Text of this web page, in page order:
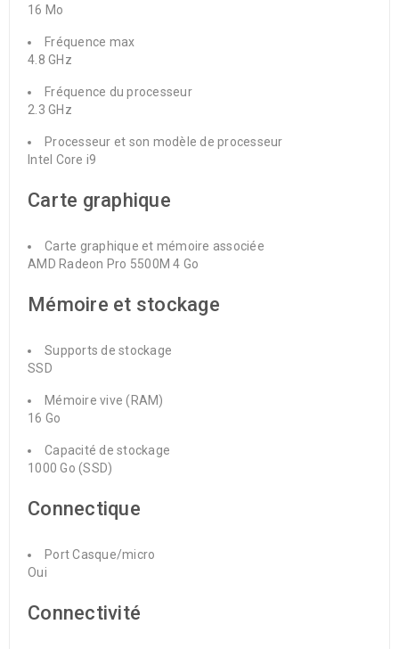
16 Mo
Fréquence max
4.8 GHz
Fréquence du processeur
2.3 GHz
Processeur et son modèle de processeur
Int​el Core i9
Carte graphique
Carte graphique et mémoire associée
AMD Radeon Pro 5500M 4 Go
Mémoire et stockage
Supports de stockage
SSD
Mémoire vive (RAM)
16 Go
Capacité de stockage
1000 Go (SSD)
Connectique
Port Casque/micro
Oui
Connectivité